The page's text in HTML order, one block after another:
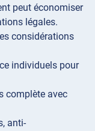
peut économiser
légales.
considérations
individuels pour
complète avec
anti-